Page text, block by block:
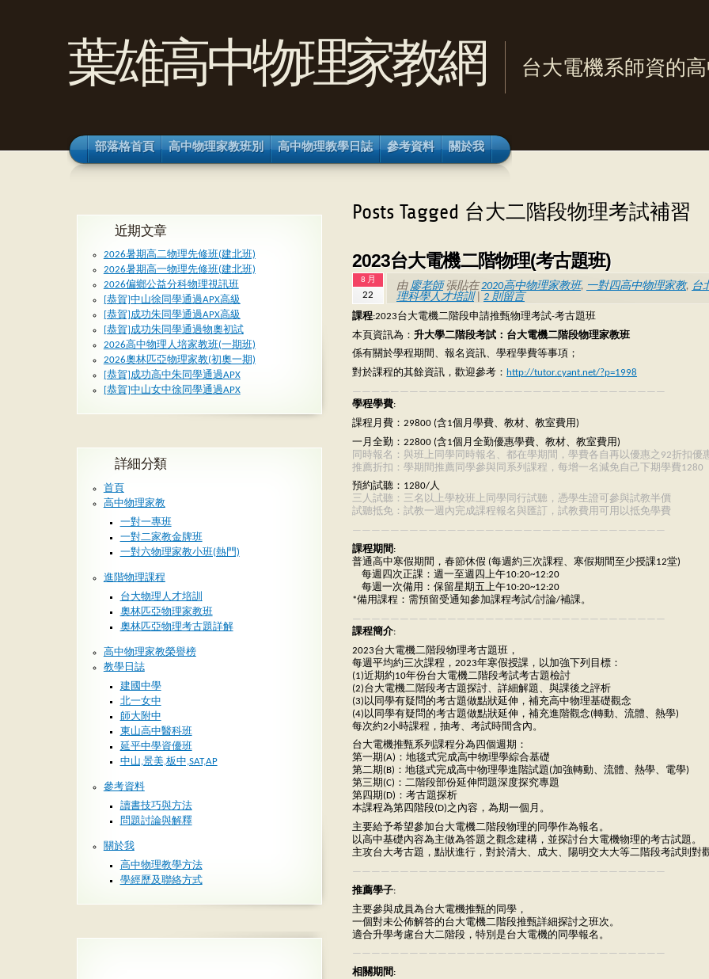
葉雄高中物理家教網 台大電機系師資的
部落格首頁 高中物理家教班別 高中物理教學日誌 參考資料 關於我
Posts Tagged 台大二階段物理考試補習
2023台大電機二階物理(考古題班)
8 月
22
由廖老師張貼在2020高中物理家教班, 一對四高中物理家教, 台
理科學人才培訓| 2 則留言
課程:2023台大電機二階段申請推甄物理考試-考古題班
本頁資訊為： 升大學二階段考試：台大電機二階段物理家教班
係有關於學程期間、報名資訊、學程學費等事項；
對於課程的其餘資訊，歡迎參考： http://tutor.cyant.net/?p=1998
—————————————————————————————————
學程學費:
課程月費：29800 (含1個月學費、教材、教室費用)
一月全勤：22800 (含1個月全勤優惠學費、教材、教室費用)
同時報名：與班上同學同時報名、都在學期間，學費各自再以優惠之92折扣優
推薦折扣：學期間推薦同學參與同系列課程，每增一名減免自己下期學費1280
預約試聽：1280/人
三人試聽：三名以上學校班上同學同行試聽，憑學生證可參與試教半價
試聽抵免：試教一週內完成課程報名與匯訂，試教費用可用以抵免學費
—————————————————————————————————
課程期間 :
普通高中寒假期間，春節休假 (每週約三次課程、寒假期間至少授課12堂)
每週四次正課：週一至週四上午10:20~12:20
每週一次備用：保留星期五上午10:20~12:20
*備用課程：需預留受通知參加課程考試/討論/補課。
—————————————————————————————————
課程簡介:
2023台大電機二階段物理考古題班，
每週平均約三次課程，2023年寒假授課，以加強下列目標：
(1)近期約10年份台大電機二階段考試考古題檢討
(2)台大電機二階段考古題探討、詳細解題、與課後之評析
(3)以同學有疑問的考古題做點狀延伸，補充高中物理基礎觀念
(4)以同學有疑問的考古題做點狀延伸，補充進階觀念(轉動、流體、熱學)
每次約2小時課程，抽考、考試時間含內。
台大電機推甄系列課程分為四個週期：
第一期(A)：地毯式完成高中物理學綜合基礎
第二期(B)：地毯式完成高中物理學進階試題(加強轉動、流體、熱學、電學)
第三期(C)：二階段部份延伸問題深度探究專題
第四期(D)：考古題探析
本課程為第四階段(D)之內容，為期一個月。
主要給予希望參加台大電機二階段物理的同學作為報名。
以高中基礎內容為主做為答題之觀念建構，並探討台大電機物理的考古試題。
主攻台大考古題，點狀進行，對於清大、成大、陽明交大大等二階段考試則對
—————————————————————————————————
推薦學子:
主要參與成員為台大電機推甄的同學，
一個對未公佈解答的台大電機二階段推甄詳細探討之班次。
適合升學考慮台大二階段，特別是台大電機的同學報名。
—————————————————————————————————
相關期間 :
近期文章
2026暑期高二物理先修班(建北班)
2026暑期高一物理先修班(建北班)
2026偏鄉公益分科物理視訊班
[恭賀]中山徐同學通過APX高級
[恭賀]成功朱同學通過APX高級
[恭賀]成功朱同學通過物奧初試
2026高中物理人培家教班(一期班)
2026奧林匹亞物理家教(初奧一期)
[恭賀]成功高中朱同學通過APX
[恭賀]中山女中徐同學通過APX
詳細分類
首頁
高中物理家教
一對一專班
一對二家教金牌班
一對六物理家教小班(熱門)
進階物理課程
台大物理人才培訓
奧林匹亞物理家教班
奧林匹亞物理考古題詳解
高中物理家教榮譽榜
教學日誌
建國中學
北一女中
師大附中
東山高中醫科班
延平中學資優班
中山,景美,板中,SAT,AP
參考資料
讀書技巧與方法
問題討論與解釋
關於我
高中物理教學方法
學經歷及聯絡方式